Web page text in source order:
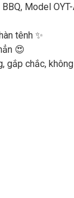
Model
tênh ✨
😍
gắp chắc,